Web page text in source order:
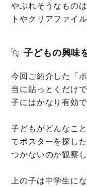
やぶれそうなもの
トやクリアファイ
子どもの興味
今回ご紹介した「
当に貼っとくだけ
子にはかなり有効で
子どもがどんなこ
てポスターを探し
つかないのか観察
上の子は中学生に